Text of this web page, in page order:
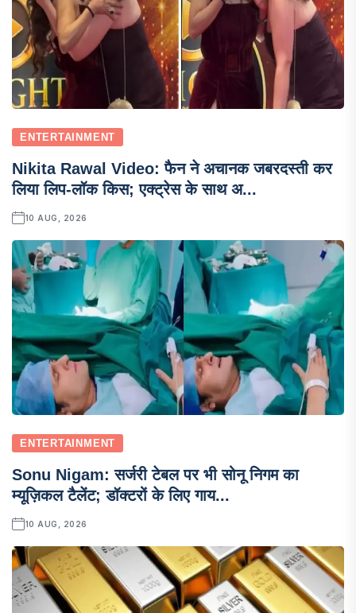
ENTERTAINMENT
Nikita Rawal Video: फैन ने अचानक जबरदस्ती कर
लिया लिप-लॉक किस; एक्ट्रेस के साथ अ...
10 AUG, 2026
ENTERTAINMENT
Sonu Nigam: सर्जरी टेबल पर भी सोनू निगम का
म्यूज़िकल टैलेंट; डॉक्टरों के लिए गाय...
10 AUG, 2026